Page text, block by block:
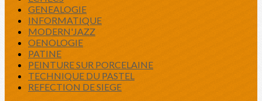
GENEALOGIE
INFORMATIQUE
MODERN'JAZZ
OENOLOGIE
PATINE
PEINTURE SUR PORCELAINE
TECHNIQUE DU PASTEL
REFECTION DE SIEGE